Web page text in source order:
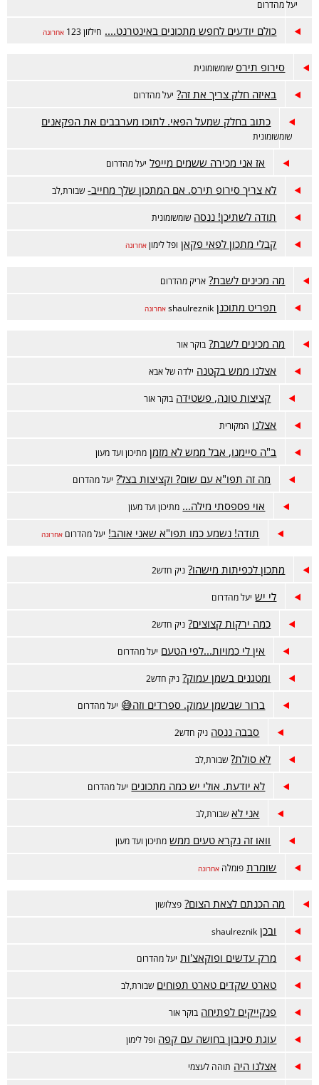
יעל מהדרום
כולם יודעים לחפש מתכונים באינטרנט.... חילזון 123 אחרונה
סירופ תירס שומשומונית
באיזה חלק צריך את זה? יעל מהדרום
כתוב בחלק שמעל הפאי. לתוכו מערבבים את הפקאנים
שומשומונית
אז אני מכירה ששמים מייפל יעל מהדרום
לא צריך סירופ תירס. אם המתכון שלך מחייב- שבורת,לב
תודה לשתיכן! ננסה שומשומונית
קבלי מתכון לפאי פקאן ופל לימון אחרונה
מה מכינים לשבת? אריק מהדרום
תפריט מתוכנן shaulreznik אחרונה
מה מכינים לשבת? בוקר אור
אצלנו ממש בקטנה ילדה של אבא
קציצות טונה, פשטידה בוקר אור
אצלנו המקורית
ב"ה סיימנו, אבל ממש לא מזמן מתיכון ועד מעון
מה זה תפו"א עם שום? וקציצות בצל? יעל מהדרום
אוי פספסתי מילה... מתיכון ועד מעון
תודה! נשמע כמו תפו"א שאני אוהב! יעל מהדרום אחרונה
מתכון לכפיתות מישהו? ניק חדש2
לי יש יעל מהדרום
כמה ירקות קצוצים? ניק חדש2
אין לי כמויות...לפי הטעם יעל מהדרום
ומטגנים בשמן עמוק? ניק חדש2
ברור שבשמן עמוק. ספרדים וזה😅 יעל מהדרום
סבבה ננסה ניק חדש2
לא סולת? שבורת,לב
לא יודעת. אולי יש כמה מתכונים יעל מהדרום
אני לא שבורת,לב
וואו זה נקרא טעים ממש מתיכון ועד מעון
שומרת פומלה אחרונה
מה הכנתם לצאת הצום? פצלושון
ובכן shaulreznik
מרק עדשים ופוקאצ'ות יעל מהדרום
טארט שקדים טארט תפוחים שבורת,לב
פנקייקים לפתיחה בוקר אור
עוגת סינבון בחושה עם קפה ופל לימון
אצלנו היה תוהה לעצמי